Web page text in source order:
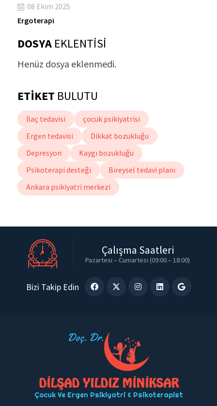
08 Ekim 2025
Ergoterapi
DOSYA EKLENTİSİ
Henüz dosya eklenmedi.
ETİKET BULUTU
İlaç tedavisi
çocuk psikiyatrisi
Ergen tedavisi
Dikkat bozukluğu
Depresyon
Kaygı bozukluğu
Psikoterapi desteği
Bireysel tedavi planı
Ankara psikiyatri merkezi
Çalışma Saatleri
Pazartesi – Cumartesi (09:00 – 18:00)
Bizi Takip Edin
Doç. Dr.
DİLŞAD YILDIZ MİNİKSAR
Çocuk Ve Ergen Psikiyatri & Psikoterapist